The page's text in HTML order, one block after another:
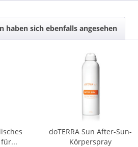
haben sich ebenfalls angesehen
doTERRA Sun After-Sun-
Körperspray